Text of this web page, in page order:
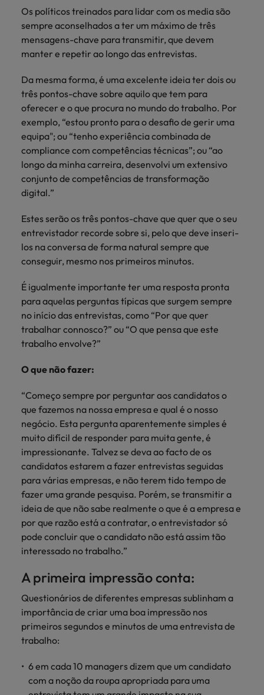
Os políticos treinados para lidar com os media são
sempre aconselhados a ter um máximo de três
mensagens-chave para transmitir, que devem
manter e repetir ao longo das entrevistas.
Da mesma forma, é uma excelente ideia ter dois ou
três pontos-chave sobre aquilo que tem para
oferecer e o que procura no mundo do trabalho. Por
exemplo, “estou pronto para o desafio de gerir uma
equipa"; ou “tenho experiência combinada de
compliance com competências técnicas”; ou “ao
longo da minha carreira, desenvolvi um extensivo
conjunto de competências de transformação
digital.”
Estes serão os três pontos-chave que quer que o seu
entrevistador recorde sobre si, pelo que deve inseri-
los na conversa de forma natural sempre que
conseguir, mesmo nos primeiros minutos.
É igualmente importante ter uma resposta pronta
para aquelas perguntas típicas que surgem sempre
no início das entrevistas, como “Por que quer
trabalhar connosco?” ou “O que pensa que este
trabalho envolve?”
O que não fazer:
“Começo sempre por perguntar aos candidatos o
que fazemos na nossa empresa e qual é o nosso
negócio. Esta pergunta aparentemente simples é
muito difícil de responder para muita gente, é
impressionante. Talvez se deva ao facto de os
candidatos estarem a fazer entrevistas seguidas
para várias empresas, e não terem tido tempo de
fazer uma grande pesquisa. Porém, se transmitir a
ideia de que não sabe realmente o que é a empresa e
por que razão está a contratar, o entrevistador só
pode concluir que o candidato não está assim tão
interessado no trabalho.”
A primeira impressão conta:
Questionários de diferentes empresas sublinham a
importância de criar uma boa impressão nos
primeiros segundos e minutos de uma entrevista de
trabalho:
6 em cada 10 managers dizem que um candidato
com a noção da roupa apropriada para uma